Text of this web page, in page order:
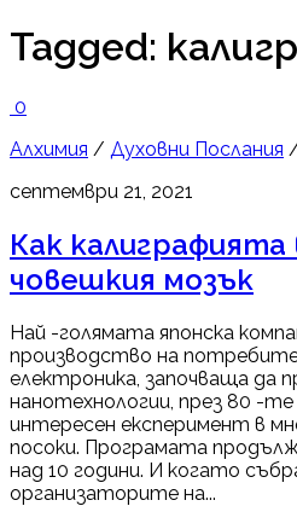
Tagged:
0
Алхимия / Духовни Послания
септември 21, 2021
Как калиграфията
човешкия мозък
Най -голямата японска
производство на
електроника, започваща да
нанотехнологии, през 80 -
интересен експеримент в
посоки. Програмата
над 10 години. И когато
организаторите на...